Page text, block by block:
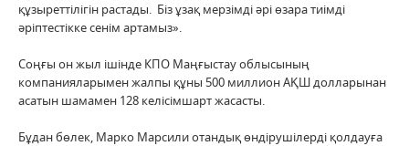
құзыреттілігін растады. Біз ұзақ мерзімді әрі өзара тиімді
әріптестікке сенім артамыз».
Соңғы он жыл ішінде КПО Маңғыстау облысының
компанияларымен жалпы құны 500 миллион АҚШ долларынан
асатын шамамен 128 келісімшарт жасасты.
Бұдан бөлек, Марко Марсили отандық өндірушілерді қолдауға